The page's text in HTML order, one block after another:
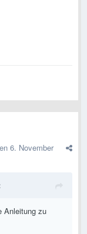
6. November
Anleitung zu